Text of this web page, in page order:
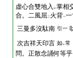
虚心合雙地入 レ掌相
合。二風屈 二 火背一
三曼多沒駄南 引一
次吉祥天印言 如 レ常
問。正散念誦何等